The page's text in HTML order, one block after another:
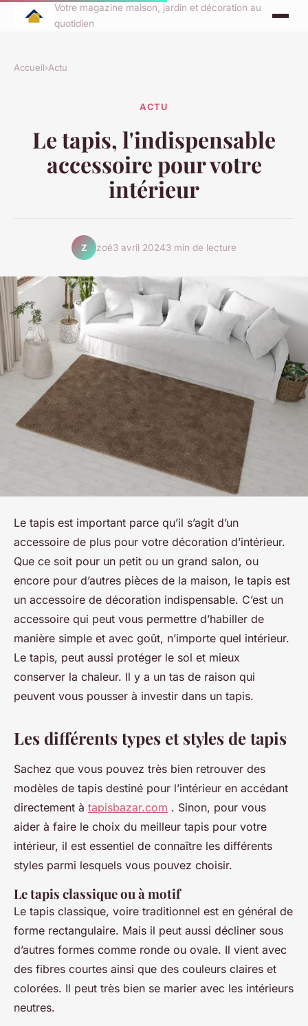
Votre magazine maison, jardin et décoration au
quotidien
Accueil›Actu
ACTU
Le tapis, l'indispensable
accessoire pour votre
intérieur
Z zoé3 avril 20243 min de lecture
Le tapis est important parce qu’il s’agit d’un
accessoire de plus pour votre décoration d’intérieur.
Que ce soit pour un petit ou un grand salon, ou
encore pour d’autres pièces de la maison, le tapis est
un accessoire de décoration indispensable. C’est un
accessoire qui peut vous permettre d’habiller de
manière simple et avec goût, n’importe quel intérieur.
Le tapis, peut aussi protéger le sol et mieux
conserver la chaleur. Il y a un tas de raison qui
peuvent vous pousser à investir dans un tapis.
Les différents types et styles de tapis
Sachez que vous pouvez très bien retrouver des
modèles de tapis destiné pour l’intérieur en accédant
directement à tapisbazar.com . Sinon, pour vous
aider à faire le choix du meilleur tapis pour votre
intérieur, il est essentiel de connaître les différents
styles parmi lesquels vous pouvez choisir.
Le tapis classique ou à motif
Le tapis classique, voire traditionnel est en général de
forme rectangulaire. Mais il peut aussi décliner sous
d’autres formes comme ronde ou ovale. Il vient avec
des fibres courtes ainsi que des couleurs claires et
colorées. Il peut très bien se marier avec les intérieurs
neutres.